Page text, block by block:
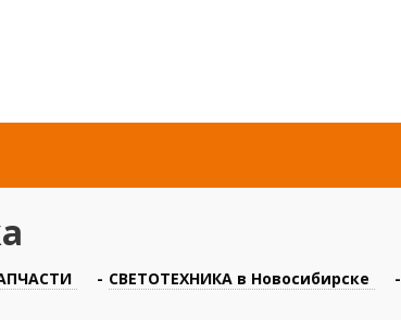
- СВЕТОТЕХНИКА в Новосибирске -